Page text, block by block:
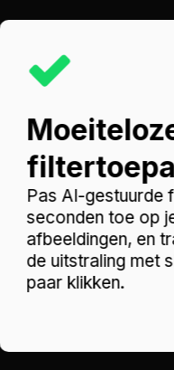
Pas AI-gestuurde
seconden toe op
afbeeldingen, en
de uitstraling met
paar klikken.